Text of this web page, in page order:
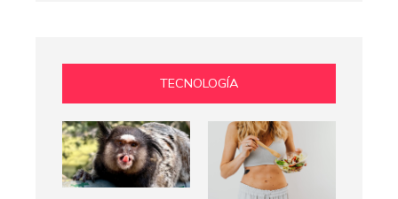
TECNOLOGÍA